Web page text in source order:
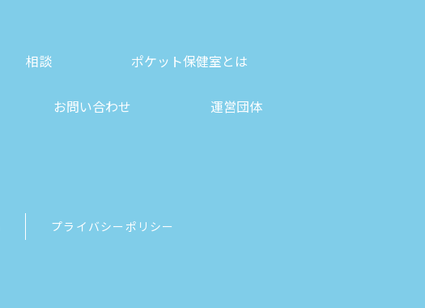
相談 ポケット保健室とは
お問い合わせ 運営団体
プライバシーポリシー